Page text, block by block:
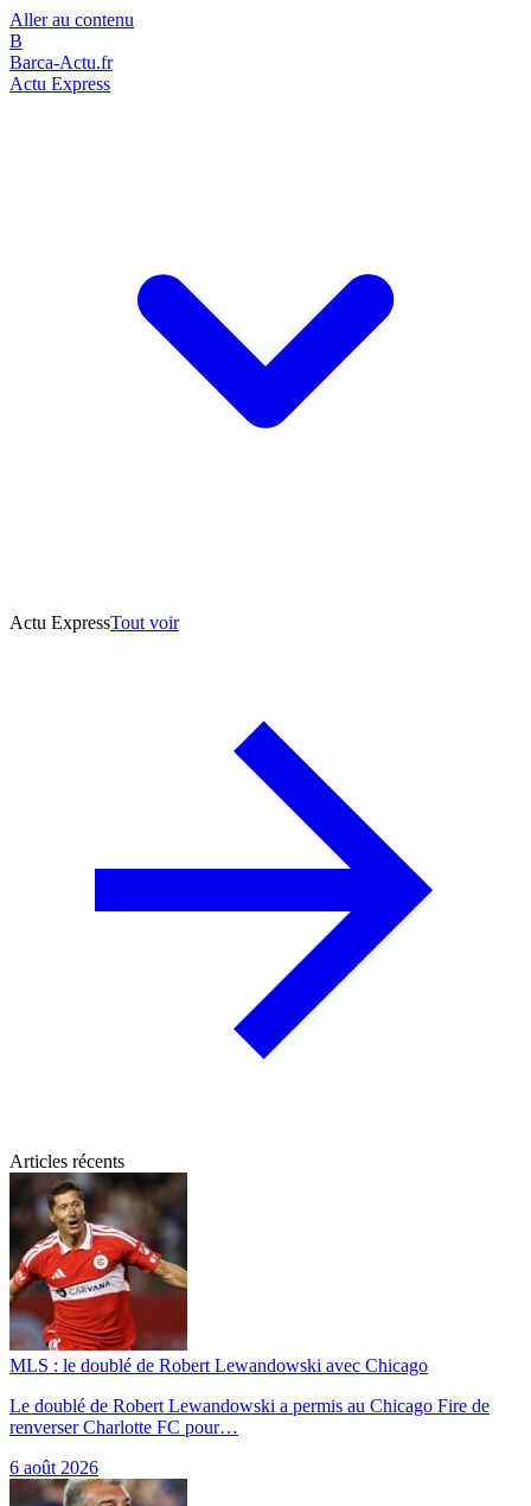
Aller au contenu
B
Barca-Actu.fr
Actu Express
Actu ExpressTout voir
Articles récents
MLS : le doublé de Robert Lewandowski avec Chicago
Le doublé de Robert Lewandowski a permis au Chicago Fire de
renverser Charlotte FC pour…
6 août 2026